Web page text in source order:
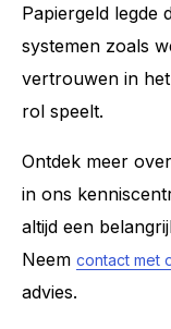
Papiergeld legde
systemen zoals
vertrouwen in
rol speelt.
Ontdek meer
in ons
altijd een
Neem contact met
advies.